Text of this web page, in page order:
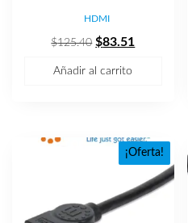
HDMI
$125.40 El
$83.51
Añadir al carrito
¡Oferta!